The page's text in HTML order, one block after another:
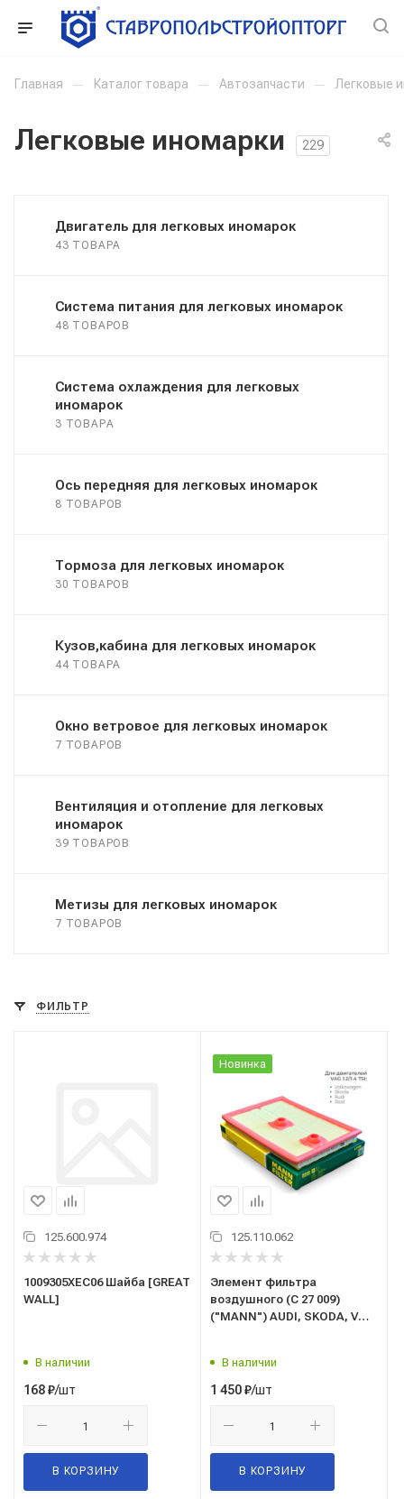
Главная — Каталог товара — Автозапчасти — Легковые
Легковые иномарки 229
Двигатель для легковых иномарок
43 ТОВАРА
Система питания для легковых иномарок
48 ТОВАРОВ
Система охлаждения для легковых
иномарок
3 ТОВАРА
Ось передняя для легковых иномарок
8 ТОВАРОВ
Тормоза для легковых иномарок
30 ТОВАРОВ
Кузов,кабина для легковых иномарок
44 ТОВАРА
Окно ветровое для легковых иномарок
7 ТОВАРОВ
Вентиляция и отопление для легковых
иномарок
39 ТОВАРОВ
Метизы для легковых иномарок
7 ТОВАРОВ
ФИЛЬТР
125.600.974
1009305XEC06 Шайба [GREAT
WALL]
В наличии
168₽/шт
В КОРЗИНУ
Новинка
125.110.062
Элемент фильтра
воздушного (C 27 009)
("MANN") AUDI, SKODA, VW
C27009
В наличии
1 450₽/шт
В КОРЗИНУ